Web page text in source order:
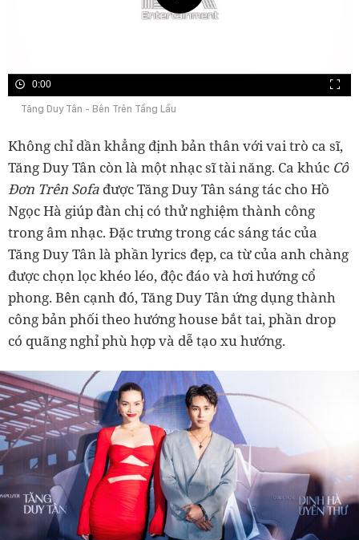
0:00
Tăng Duy Tân - Bên Trên Tầng Lầu
Không chỉ dần khẳng định bản thân với vai trò ca sĩ,
Tăng Duy Tân còn là một nhạc sĩ tài năng. Ca khúc Cô
Đơn Trên Sofa được Tăng Duy Tân sáng tác cho Hồ
Ngọc Hà giúp đàn chị có thử nghiệm thành công
trong âm nhạc. Đặc trưng trong các sáng tác của
Tăng Duy Tân là phần lyrics đẹp, ca từ của anh chàng
được chọn lọc khéo léo, độc đáo và hơi hướng cổ
phong. Bên cạnh đó, Tăng Duy Tân ứng dụng thành
công bản phối theo hướng house bắt tai, phần drop
có quãng nghỉ phù hợp và dễ tạo xu hướng.